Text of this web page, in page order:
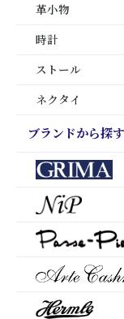
革小物
時計
ストール
ネクタイ
ブランドから探す